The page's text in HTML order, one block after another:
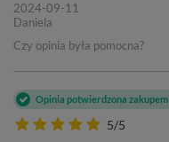
2024-09-11
Daniela
Czy opinia była pomocna?
5/5
Opinia potwierdzona zakupem